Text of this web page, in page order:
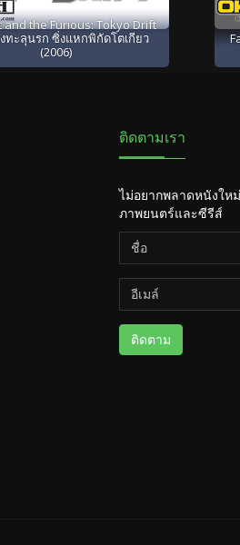
and the Furious: Tokyo Drift
งทะลุนรก ซิ่งแหกพิกัดโตเกียว
(2006)
ติดตามเรา
ไม่อยากพลาดหนังให
ภาพยนตร์และซีรีส์
ติดตาม